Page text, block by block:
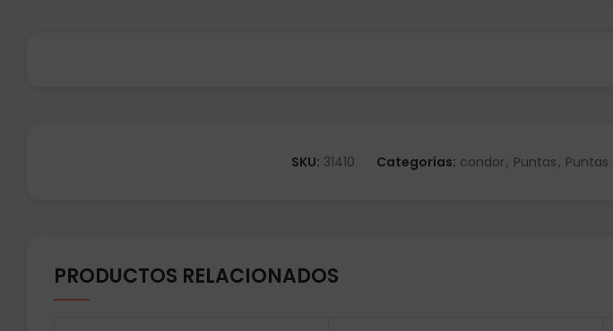
SKU: 31410 Categorías: condor, Puntas,
PRODUCTOS RELACIONADOS